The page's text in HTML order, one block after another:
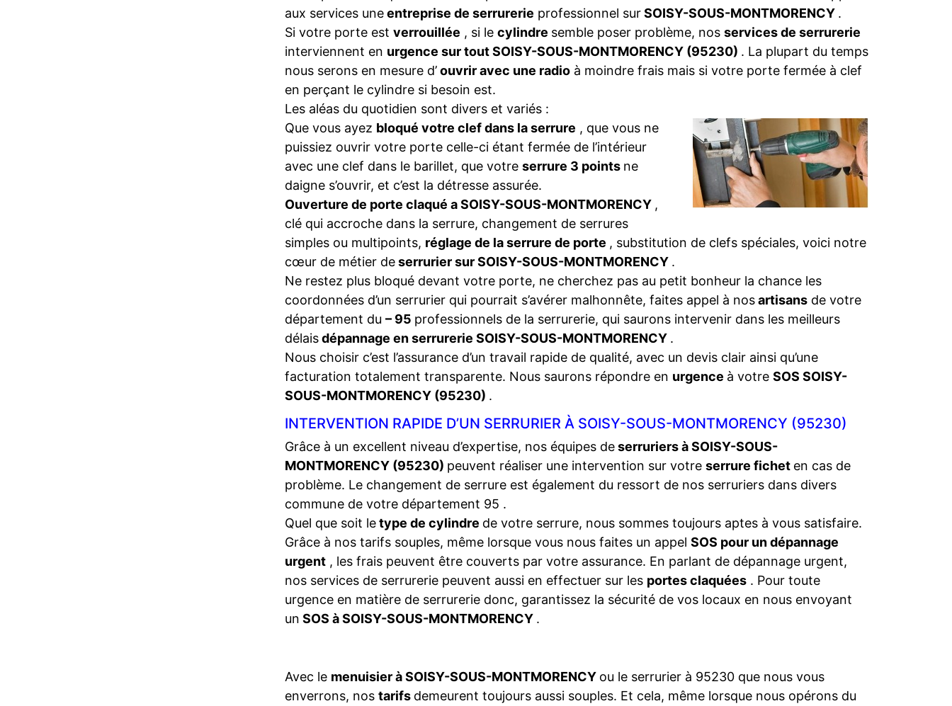
aux services uneentreprise de serrurerie professionnel surSOISY-SOUS-MONTMORENCY .
Si votre porte est verrouillée , si le cylindre semble poser problème, nos services de serrurerie
interviennent en urgence sur tout SOISY-SOUS-MONTMORENCY (95230) . La plupart du temps
nous serons en mesure d’ouvrir avec une radio à moindre frais mais si votre porte fermée à clef
en perçant le cylindre si besoin est.
Les aléas du quotidien sont divers et variés :
Que vous ayez bloqué votre clef dans la serrure , que vous ne
puissiez ouvrir votre porte celle-ci étant fermée de l’intérieur
avec une clef dans le barillet, que votre serrure 3 points ne
daigne s’ouvrir, et c’est la détresse assurée.
Ouverture de porte claqué a SOISY-SOUS-MONTMORENCY ,
clé qui accroche dans la serrure, changement de serrures
simples ou multipoints, réglage de la serrure de porte , substitution de clefs spéciales, voici notre
cœur de métier deserrurier sur SOISY-SOUS-MONTMORENCY .
Ne restez plus bloqué devant votre porte, ne cherchez pas au petit bonheur la chance les
coordonnées d’un serrurier qui pourrait s’avérer malhonnête, faites appel à nosartisans de votre
département du – 95 professionnels de la serrurerie, qui saurons intervenir dans les meilleurs
délaisdépannage en serrurerie SOISY-SOUS-MONTMORENCY .
Nous choisir c’est l’assurance d’un travail rapide de qualité, avec un devis clair ainsi qu’une
facturation totalement transparente. Nous saurons répondre en urgence à votre SOS SOISY-
SOUS-MONTMORENCY (95230) .
INTERVENTION RAPIDE D’UN SERRURIER À SOISY-SOUS-MONTMORENCY (95230)
Grâce à un excellent niveau d’expertise, nos équipes deserruriers à SOISY-SOUS-
MONTMORENCY (95230) peuvent réaliser une intervention sur votre serrure fichet en cas de
problème. Le changement de serrure est également du ressort de nos serruriers dans divers
commune de votre département 95 .
Quel que soit letype de cylindre de votre serrure, nous sommes toujours aptes à vous satisfaire.
Grâce à nos tarifs souples, même lorsque vous nous faites un appel SOS pour un dépannage
urgent , les frais peuvent être couverts par votre assurance. En parlant de dépannage urgent,
nos services de serrurerie peuvent aussi en effectuer sur les portes claquées . Pour toute
urgence en matière de serrurerie donc, garantissez la sécurité de vos locaux en nous envoyant
un SOS à SOISY-SOUS-MONTMORENCY .
Avec le menuisier à SOISY-SOUS-MONTMORENCY ou le serrurier à 95230 que nous vous
enverrons, nos tarifs demeurent toujours aussi souples. Et cela, même lorsque nous opérons du